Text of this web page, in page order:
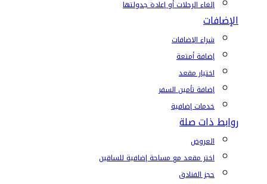
إلغاء الرحلات أو إعادة جدولتها
الإضافات
شراء الإضافات
إضافة أمتعة
اختيار مقعد
إضافة تأمين السفر
خدمات إضافية
روابط ذات صلة
العروض
اختر مقعد مع مساحة إضافية للساقين
حجز الفنادق